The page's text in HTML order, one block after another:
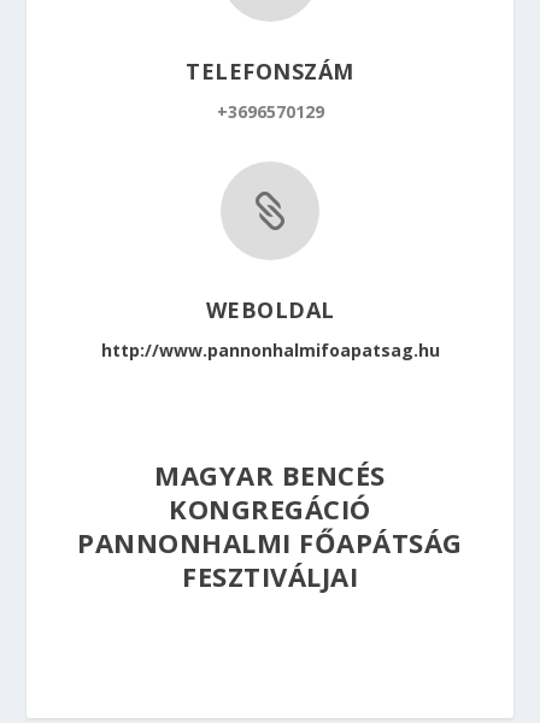
TELEFONSZÁM
+3696570129

WEBOLDAL
http://www.pannonhalmifoapatsag.hu
MAGYAR BENCÉS
KONGREGÁCIÓ
PANNONHALMI FŐAPÁTSÁG
FESZTIVÁLJAI